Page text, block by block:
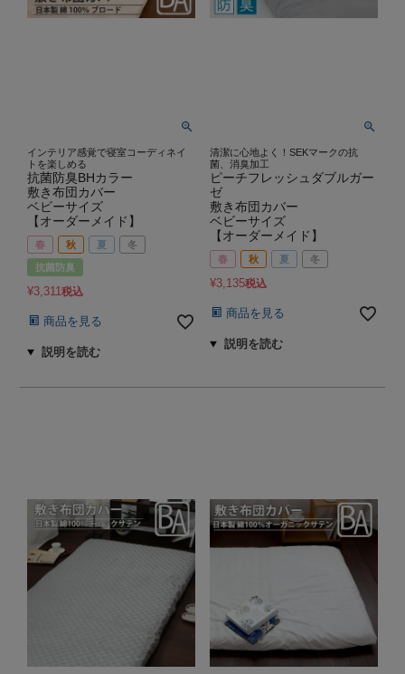
インテリア感覚で寝室コーディネイ
トを楽しめる
抗菌防臭BHカラー
敷き布団カバー
ベビーサイズ
【オーダーメイド】
春 秋 夏 冬
抗菌防臭
¥3,311税込
商品を見る
清潔に心地よく！SEKマークの抗
菌、消臭加工
ピーチフレッシュダブルガー
ゼ
敷き布団カバー
ベビーサイズ
【オーダーメイド】
春 秋 夏 冬
¥3,135税込
商品を見る